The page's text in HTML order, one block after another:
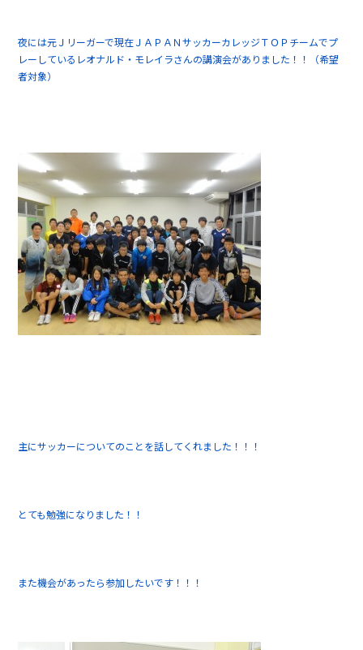
夜には元Ｊリーガーで現在ＪＡＰＡＮサッカーカレッジＴＯＰチームでプ
レーしているレオナルド・モレイラさんの講演会がありました！！（希望
者対象）
主にサッカーについてのことを話してくれました！！！
とても勉強になりました！！
また機会があったら参加したいです！！！